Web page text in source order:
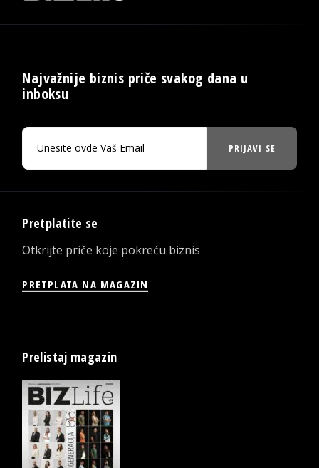
Najvažnije biznis priče svakog dana u
inboksu
PRIJAVI SE
Pretplatite se
Otkrijte priče koje pokreću biznis
PRETPLATA NA MAGAZIN
Prelistaj magazin